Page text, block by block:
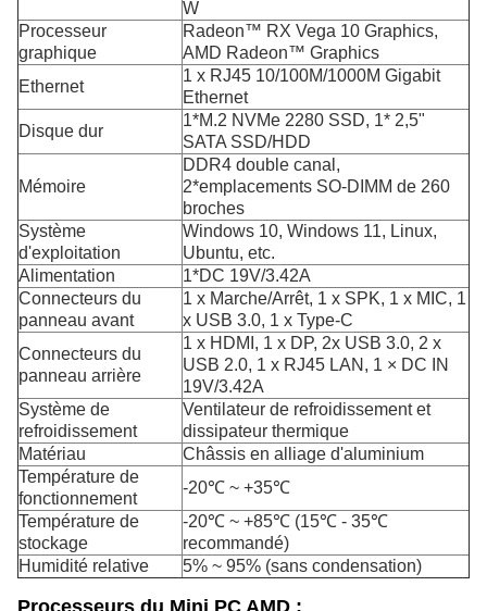
W
Processeur
graphique
Radeon™ RX Vega 10 Graphics,
AMD Radeon™ Graphics
Ethernet
1 x RJ45 10/100M/1000M Gigabit
Ethernet
Disque dur
1*M.2 NVMe 2280 SSD, 1* 2,5"
SATA SSD/HDD
Mémoire
DDR4 double canal,
2*emplacements SO-DIMM de 260
broches
Système
d'exploitation
Windows 10, Windows 11, Linux,
Ubuntu, etc.
Alimentation
1*DC 19V/3.42A
Connecteurs du
panneau avant
1 x Marche/Arrêt, 1 x SPK, 1 x MIC, 1
x USB 3.0, 1 x Type-C
Connecteurs du
panneau arrière
1 x HDMI, 1 x DP, 2x USB 3.0, 2 x
USB 2.0, 1 x RJ45 LAN, 1 × DC IN
19V/3.42A
Système de
refroidissement
Ventilateur de refroidissement et
dissipateur thermique
Matériau
Châssis en alliage d'aluminium
Température de
fonctionnement
-20℃ ~ +35℃
Température de
stockage
-20℃ ~ +85℃ (15℃ - 35℃
recommandé)
Humidité relative
5% ~ 95% (sans condensation)
Processeurs du Mini PC AMD :